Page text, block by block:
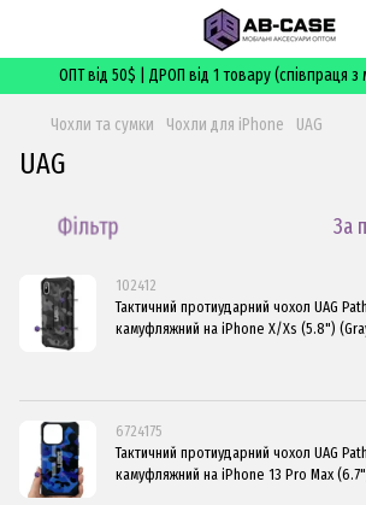
ОПТ від 50$ | ДРОП від 1 товару (співпраця
Чохли та сумки Чохли для iPhone UAG
UAG
Фільтр За
102412
Тактичний протиударний чохол UAG
камуфляжний на iPhone X/Xs (5.8")
6724175
Тактичний протиударний чохол UAG
камуфляжний на iPhone 13 Pro Max